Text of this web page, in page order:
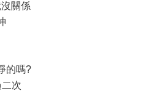
關係
的嗎?
次